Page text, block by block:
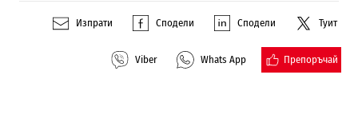
Изпрати Сподели Сподели Туит
Viber Whats App Препоръчай